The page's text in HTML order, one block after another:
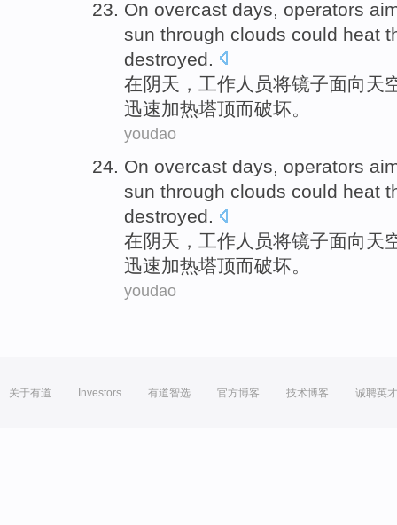
On overcast days, operators
sun through clouds could heat
destroyed
在阴天 ， 工作人员将镜子面向天
迅速加热塔顶而破坏。
youdao
On overcast days, operators
sun through clouds could heat
destroyed.
在阴天 ， 工作人员将镜子面向天
迅速加热塔顶而破坏。
youdao
关于有道 Investors 有道智选 官方博客 技术博客 诚聘英才